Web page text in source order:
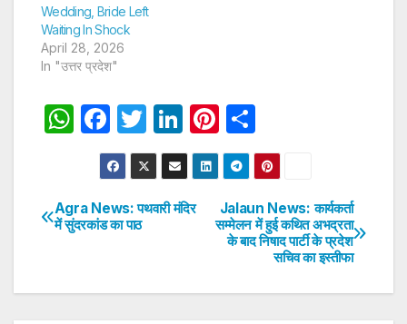
Wedding, Bride Left
Waiting In Shock
April 28, 2026
In "उत्तर प्रदेश"
W
s
A
p
F
a
c
e
b
o
T
w
itt
er
Li
n
k
e
Pi
nt
er
e
st
h
ar
e
Post
Jalaun News: कार्यकर्ता
सम्मेलन में हुई कथित अभद्रता
के बाद निषाद पार्टी के प्रदेश
सचिव का इस्तीफा
Agra News: पथवारी मंदिर
में सुंदरकांड का पाठ